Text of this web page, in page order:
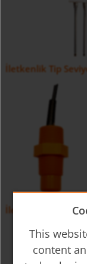
İletkenlik Tip
İletkenlik Tip
This
content